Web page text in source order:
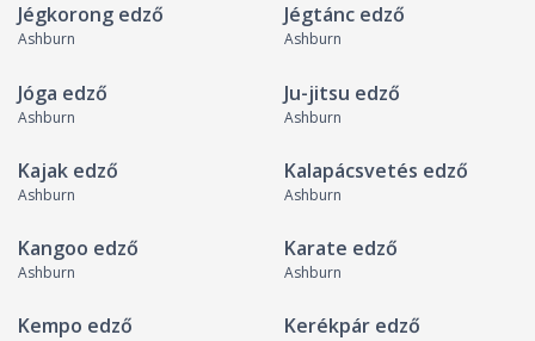
Jégkorong edző
Ashburn
Jégtánc edző
Ashburn
Jóga edző
Ashburn
Ju-jitsu edző
Ashburn
Kajak edző
Ashburn
Kalapácsvetés edző
Ashburn
Kangoo edző
Ashburn
Karate edző
Ashburn
Kempo edző Kerékpár edző